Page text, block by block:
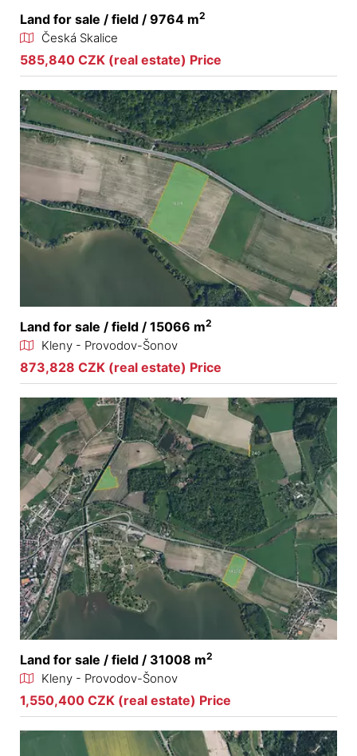
Land for sale / field / 9764 m2
Česká Skalice
585,840 CZK (real estate) Price
Land for sale / field / 15066 m2
Kleny - Provodov-Šonov
873,828 CZK (real estate) Price
Land for sale / field / 31008 m2
Kleny - Provodov-Šonov
1,550,400 CZK (real estate) Price